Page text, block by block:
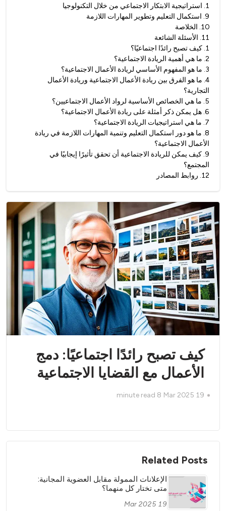
1
. استراتيجية الابتكار الاجتماعي من خلال التكنولوجيا
9
. استكمال التعليم وتطوير المهارات اللازمة
10
. الخلاصة
11
. الأسئلة الشائعة
1
. كيف تصبح رائدًا اجتماعيًا؟
2
. ما هي أهمية الريادة الاجتماعية؟
3
. ما هو المفهوم الأساسي لريادة الأعمال الاجتماعية؟
4
. ما هو الفرق بين ريادة الأعمال الاجتماعية وريادة الأعمال
التجارية؟
5
. ما هي الخصائص الأساسية لرواد الأعمال الاجتماعيين؟
6
. هل يمكن ذكر أمثلة على ريادة الأعمال الاجتماعية؟
7
. ما هي استراتيجيات الريادة الاجتماعية؟
8
. ما هو دور استكمال التعليم وتنمية المهارات اللازمة في ريادة
الأعمال الاجتماعية؟
9
. كيف يمكن للريادة الاجتماعية أن تحقق تأثيرًا إيجابيًا في
المجتمع؟
12
. روابط المصادر
كيف تصبح رائدًا اجتماعيًا: دمج
الأعمال مع القضايا الاجتماعية
19 Mar 2025
8
minute read
Related Posts
الإعلانات الممولة مقابل العضوية المجانية:
متى تختار كل منهما؟
19 Mar 2025